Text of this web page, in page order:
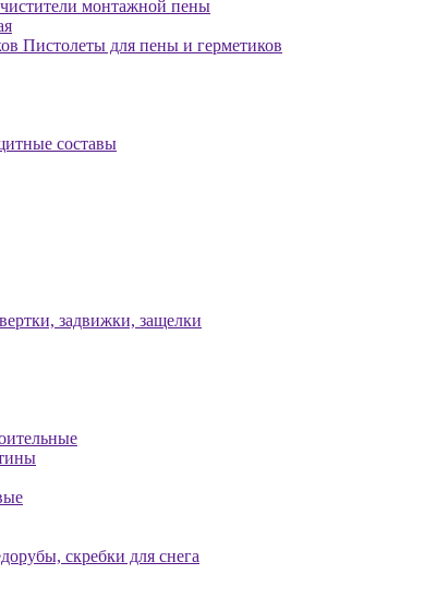
монтажной пены
Пистолеты для пены и герметиков
составы
задвижки, защелки
скребки для снега